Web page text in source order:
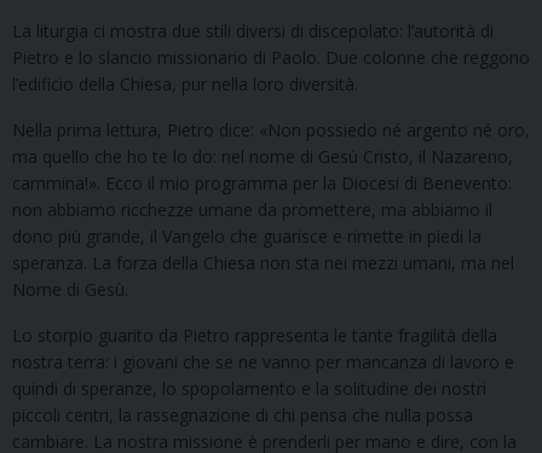
La liturgia ci mostra due stili diversi di discepolato: l’autorità di
Pietro e lo slancio missionario di Paolo. Due colonne che reggono
l’edificio della Chiesa, pur nella loro diversità.
Nella prima lettura, Pietro dice: «Non possiedo né argento né oro,
ma quello che ho te lo do: nel nome di Gesù Cristo, il Nazareno,
cammina!». Ecco il mio programma per la Diocesi di Benevento:
non abbiamo ricchezze umane da promettere, ma abbiamo il
dono più grande, il Vangelo che guarisce e rimette in piedi la
speranza. La forza della Chiesa non sta nei mezzi umani, ma nel
Nome di Gesù.
Lo storpio guarito da Pietro rappresenta le tante fragilità della
nostra terra: i giovani che se ne vanno per mancanza di lavoro e
quindi di speranze, lo spopolamento e la solitudine dei nostri
piccoli centri, la rassegnazione di chi pensa che nulla possa
cambiare. La nostra missione è prenderli per mano e dire, con la